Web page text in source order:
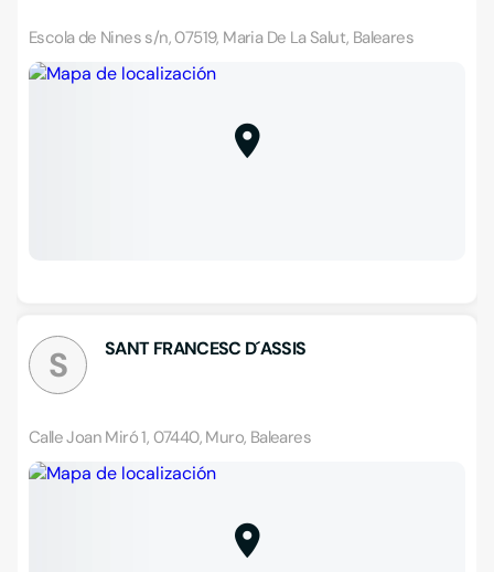
Escola de Nines s/n, 07519, Maria De La Salut, Baleares
S SANT FRANCESC D´ASSIS
Calle Joan Miró 1, 07440, Muro, Baleares